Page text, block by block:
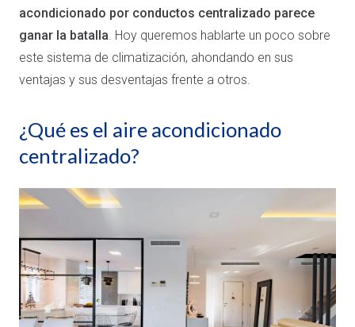
acondicionado por conductos centralizado parece
ganar la batalla. Hoy queremos hablarte un poco sobre
este sistema de climatización, ahondando en sus
ventajas y sus desventajas frente a otros.
¿Qué es el aire acondicionado
centralizado?